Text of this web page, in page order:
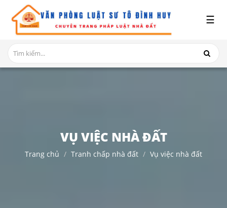
GIỚI
THIỆU
DỊCH
☰
VỤ VIỆC NHÀ ĐẤT
Trang chủ Tranh chấp nhà đất Vụ việc nhà đất